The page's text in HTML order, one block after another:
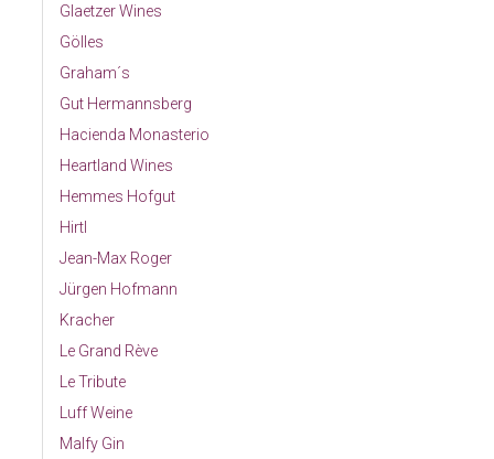
Glaetzer Wines
Gölles
Graham´s
Gut Hermannsberg
Hacienda Monasterio
Heartland Wines
Hemmes Hofgut
Hirtl
Jean-Max Roger
Jürgen Hofmann
Kracher
Le Grand Rève
Le Tribute
Luff Weine
Malfy Gin